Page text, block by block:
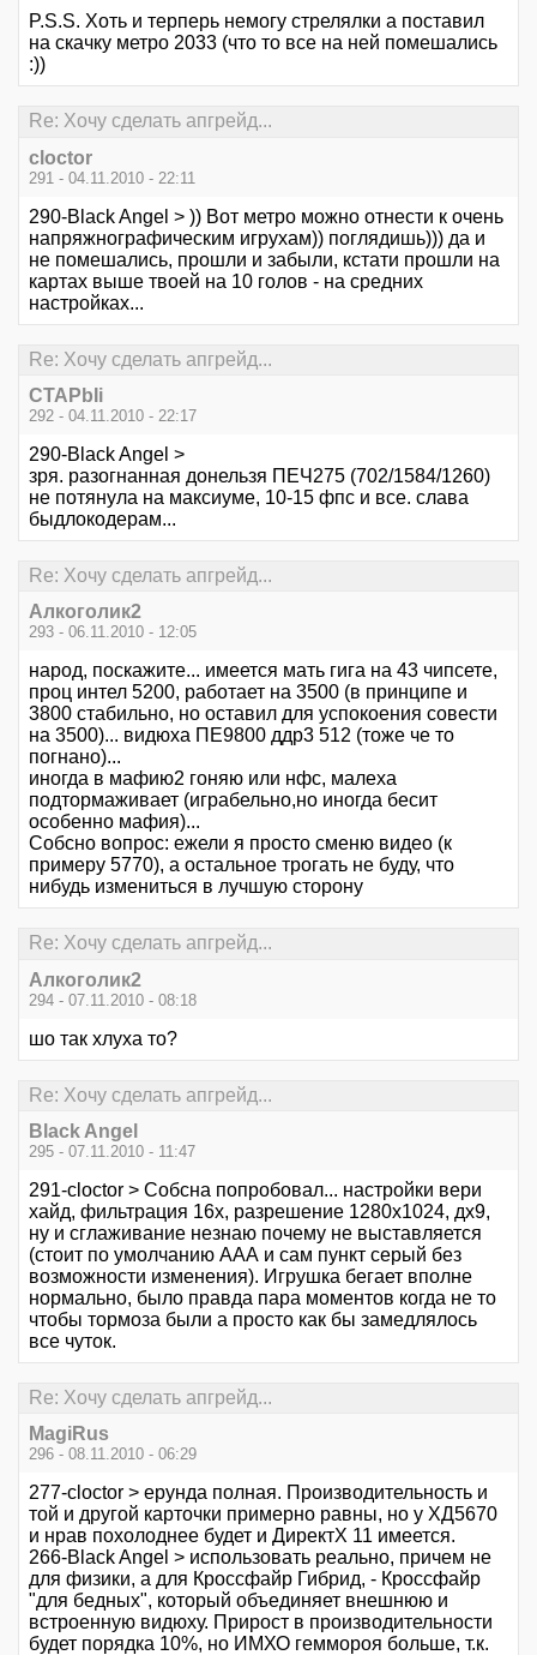
P.S.S. Хоть и терперь немогу стрелялки а поставил
на скачку метро 2033 (что то все на ней помешались
:))
Re: Хочу сделать апгрейд...
cloctor
291 - 04.11.2010 - 22:11
290-Black Angel > )) Вот метро можно отнести к очень
напряжнографическим игрухам)) поглядишь))) да и
не помешались, прошли и забыли, кстати прошли на
картах выше твоей на 10 голов - на средних
настройках...
Re: Хочу сделать апгрейд...
CTAPbIi
292 - 04.11.2010 - 22:17
290-Black Angel >
зря. разогнанная донельзя ПЕЧ275 (702/1584/1260)
не потянула на максиуме, 10-15 фпс и все. слава
быдлокодерам...
Re: Хочу сделать апгрейд...
Алкоголик2
293 - 06.11.2010 - 12:05
народ, поскажите... имеется мать гига на 43 чипсете,
проц интел 5200, работает на 3500 (в принципе и
3800 стабильно, но оставил для успокоения совести
на 3500)... видюха ПЕ9800 ддр3 512 (тоже че то
погнано)...
иногда в мафию2 гоняю или нфс, малеха
подтормаживает (играбельно,но иногда бесит
особенно мафия)...
Собсно вопрос: ежели я просто сменю видео (к
примеру 5770), а остальное трогать не буду, что
нибудь измениться в лучшую сторону
Re: Хочу сделать апгрейд...
Алкоголик2
294 - 07.11.2010 - 08:18
шо так хлуха то?
Re: Хочу сделать апгрейд...
Black Angel
295 - 07.11.2010 - 11:47
291-cloctor > Собсна попробовал... настройки вери
хайд, фильтрация 16х, разрешение 1280х1024, дх9,
ну и сглаживание незнаю почему не выставляется
(стоит по умолчанию ААА и сам пункт серый без
возможности изменения). Игрушка бегает вполне
нормально, было правда пара моментов когда не то
чтобы тормоза были а просто как бы замедлялось
все чуток.
Re: Хочу сделать апгрейд...
MagiRus
296 - 08.11.2010 - 06:29
277-cloctor > ерунда полная. Производительность и
той и другой карточки примерно равны, но у ХД5670
и нрав похолоднее будет и ДиректХ 11 имеется.
266-Black Angel > использовать реально, причем не
для физики, а для Кроссфайр Гибрид, - Кроссфайр
"для бедных", который объединяет внешнюю и
встроенную видюху. Прирост в производительности
будет порядка 10%, но ИМХО геммороя больше, т.к.